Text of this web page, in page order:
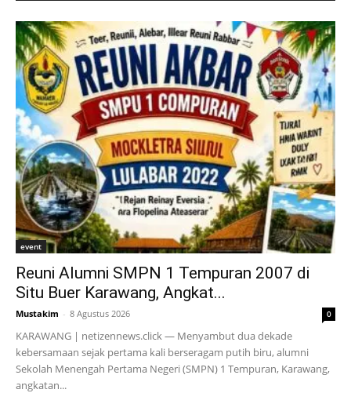
event
Reuni Alumni SMPN 1 Tempuran 2007 di
Situ Buer Karawang, Angkat...
Mustakim - 8 Agustus 2026 0
KARAWANG | netizennews.click — Menyambut dua dekade
kebersamaan sejak pertama kali berseragam putih biru, alumni
Sekolah Menengah Pertama Negeri (SMPN) 1 Tempuran, Karawang,
angkatan...